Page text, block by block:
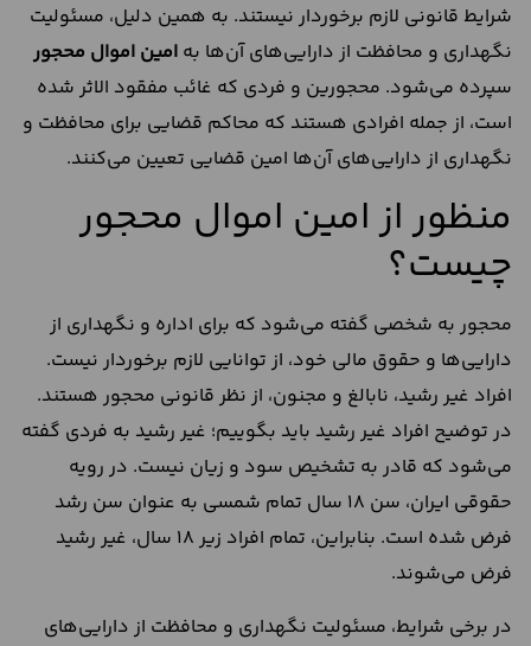
شرایط قانونی لازم برخوردار نیستند. به همین دلیل، مسئولیت
نگهداری و محافظت از دارایی‌های آن‌ها به امین اموال محجور
سپرده می‌شود. محجورین و فردی که غائب مفقود الاثر شده
است، از جمله افرادی هستند که محاکم قضایی برای محافظت و
نگهداری از دارایی‌های آن‌ها امین قضایی تعیین می‌کنند.
منظور از امین اموال محجور
چیست؟
محجور به شخصی گفته می‌شود که برای اداره و نگهداری از
دارایی‌ها و حقوق مالی خود، از توانایی لازم برخوردار نیست.
افراد غیر رشید، نابالغ و مجنون، از نظر قانونی محجور هستند.
در توضیح افراد غیر رشید باید بگوییم؛ غیر رشید به فردی گفته
می‌شود که قادر به تشخیص سود و زیان نیست. در رویه
حقوقی ایران، سن 18 سال تمام شمسی به عنوان سن رشد
فرض شده است. بنابراین، تمام افراد زیر 18 سال، غیر رشید
فرض می‌شوند.
در برخی شرایط، مسئولیت نگهداری و محافظت از دارایی‌های